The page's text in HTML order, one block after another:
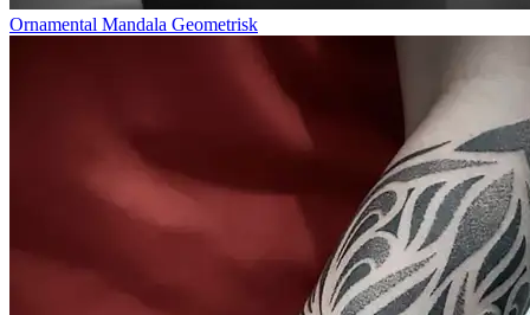
Ornamental Mandala Geometrisk